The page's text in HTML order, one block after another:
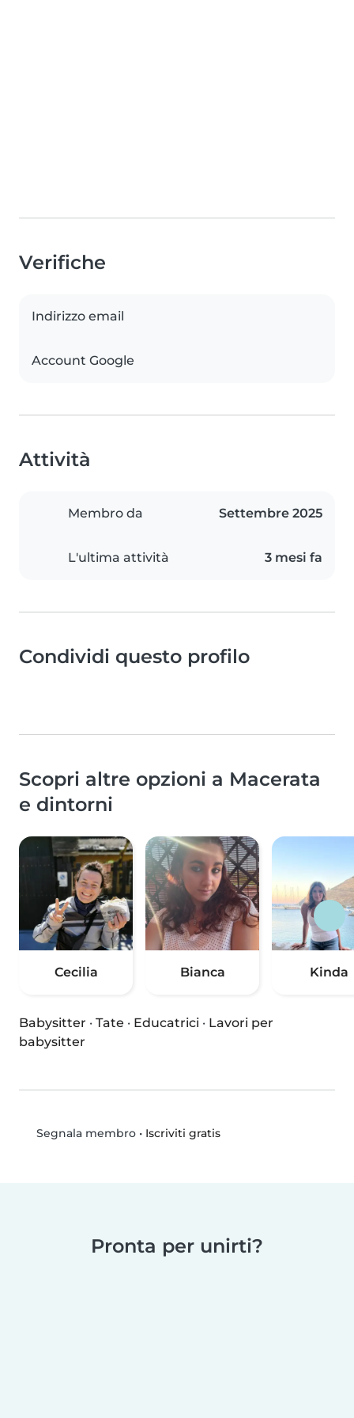
Verifiche
Indirizzo email
Account Google
Attività
Membro da Settembre 2025
L'ultima attività 3 mesi fa
Condividi questo profilo
Scopri altre opzioni a Macerata
e dintorni
Cecilia Bianca Kinda
Babysitter · Tate · Educatrici · Lavori per
babysitter
Segnala membro• Iscriviti gratis
Pronta per unirti?